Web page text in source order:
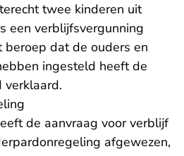
twee kinderen uit
een verblijfsvergunning
dat de ouders en
ingesteld heeft de
verklaard.
de aanvraag voor verblijf
afgewezen,